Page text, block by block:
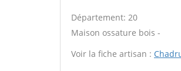
Département: 20
Maison ossature bois -
Voir la fiche artisan :